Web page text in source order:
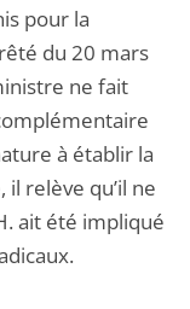
pour la
du 20 mars
ne fait
à établir la
relève qu’il ne
ait été impliqué